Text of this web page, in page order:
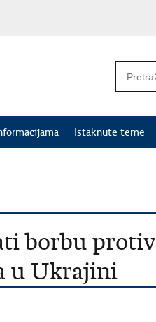
Istaknute teme
borbu protiv
u Ukrajini